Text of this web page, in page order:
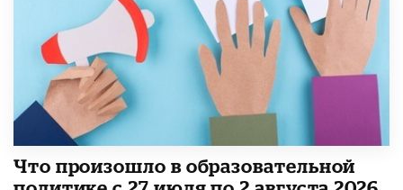
​Что произошло в образовательной